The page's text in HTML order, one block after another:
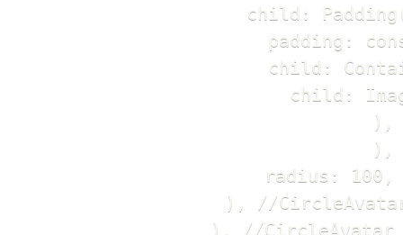
child:
padding:
child:
child:
                        ),
                      ),
                      radius: 100,
), //
                  ), //CircleAvatar